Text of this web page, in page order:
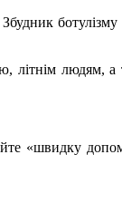
ботулізму
літнім
«швидку